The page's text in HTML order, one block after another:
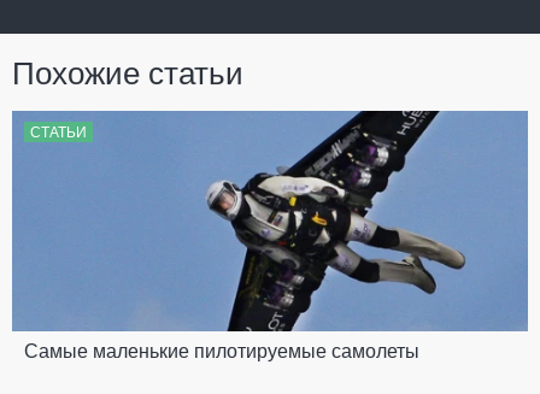
Похожие статьи
СТАТЬИ
Самые маленькие пилотируемые самолеты